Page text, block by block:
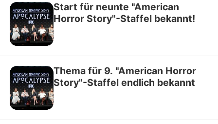
Start für neunte "American
Horror Story"-Staffel bekannt!
Thema für 9. "American Horror
Story"-Staffel endlich bekannt